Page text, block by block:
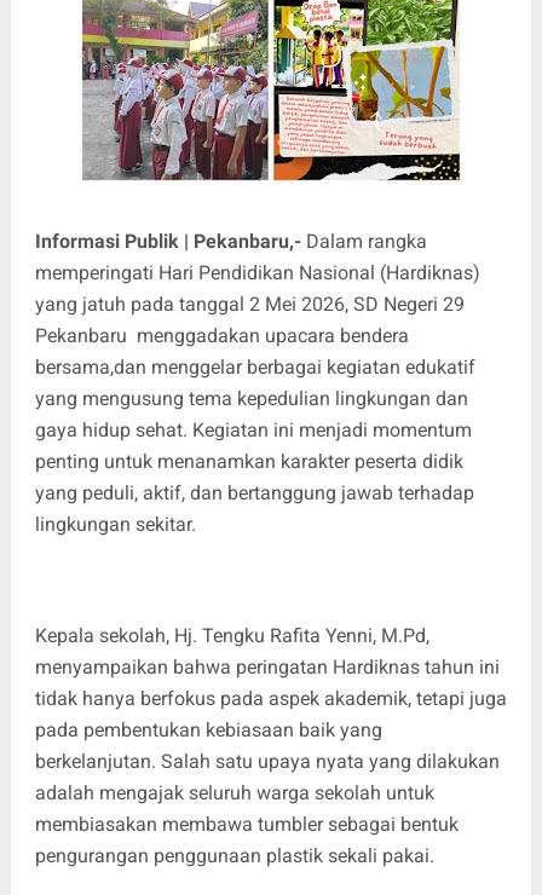
Informasi Publik | Pekanbaru,-Dalam rangka
memperingati Hari Pendidikan Nasional (Hardiknas)
yang jatuh pada tanggal 2 Mei 2026, SD Negeri 29
Pekanbaru menggadakan upacara bendera
bersama,dan menggelar berbagai kegiatan edukatif
yang mengusung tema kepedulian lingkungan dan
gaya hidup sehat. Kegiatan ini menjadi momentum
penting untuk menanamkan karakter peserta didik
yang peduli, aktif, dan bertanggung jawab terhadap
lingkungan sekitar.
Kepala sekolah, Hj. Tengku Rafita Yenni, M.Pd,
menyampaikan bahwa peringatan Hardiknas tahun ini
tidak hanya berfokus pada aspek akademik, tetapi juga
pada pembentukan kebiasaan baik yang
berkelanjutan. Salah satu upaya nyata yang dilakukan
adalah mengajak seluruh warga sekolah untuk
membiasakan membawa tumbler sebagai bentuk
pengurangan penggunaan plastik sekali pakai.